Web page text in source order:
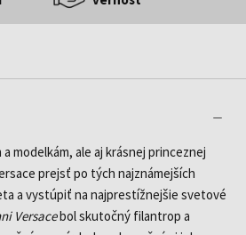
modelkám, ale aj krásnej princeznej
prejsť po tých najznámejších
a vystúpiť na najprestížnejšie svetové
Versacebol skutočný filantrop a